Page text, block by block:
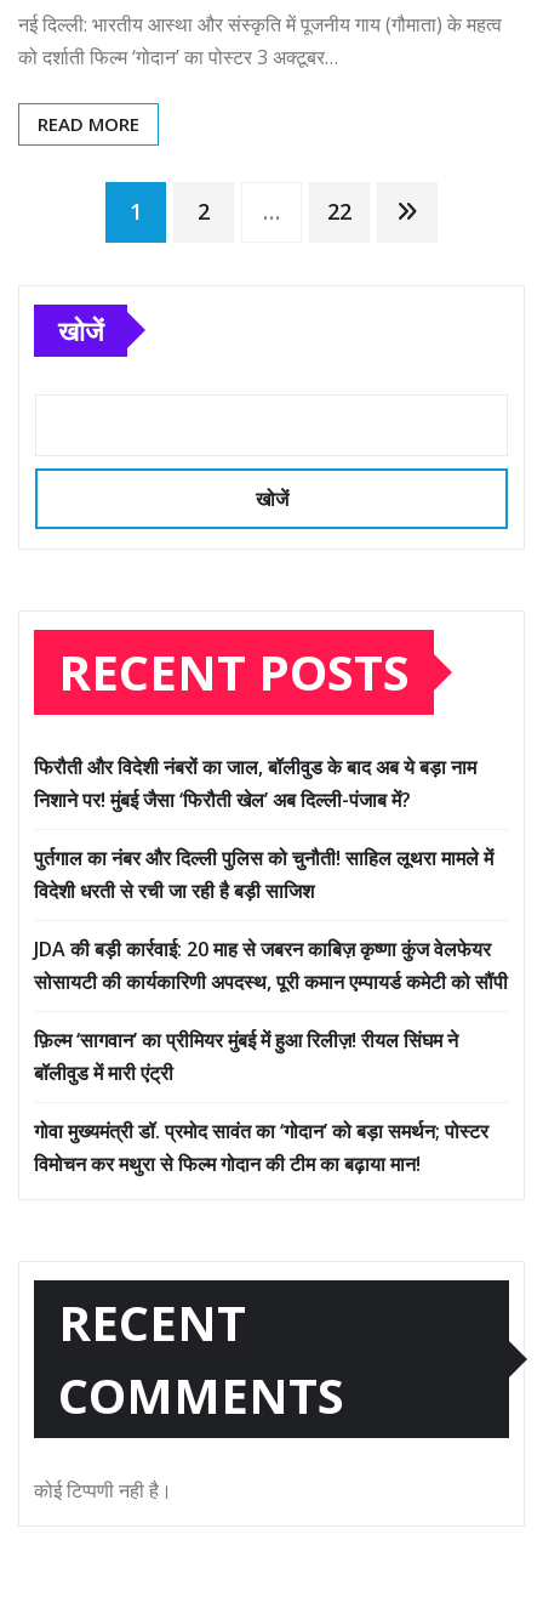
नई दिल्ली: भारतीय आस्था और संस्कृति में पूजनीय गाय (गौमाता) के महत्व
को दर्शाती फिल्म ‘गोदान’ का पोस्टर 3 अक्टूबर…
READ MORE
Posts
pagination
1 2 … 22
खोजें
खोजें
RECENT POSTS
फिरौती और विदेशी नंबरों का जाल, बॉलीवुड के बाद अब ये बड़ा नाम
निशाने पर! मुंबई जैसा ‘फिरौती खेल’ अब दिल्ली-पंजाब में?
पुर्तगाल का नंबर और दिल्ली पुलिस को चुनौती! साहिल लूथरा मामले में
विदेशी धरती से रची जा रही है बड़ी साजिश
JDA की बड़ी कार्रवाई: 20 माह से जबरन काबिज़ कृष्णा कुंज वेलफेयर
सोसायटी की कार्यकारिणी अपदस्थ, पूरी कमान एम्पायर्ड कमेटी को सौंपी
फ़िल्म ‘सागवान’ का प्रीमियर मुंबई में हुआ रिलीज़! रीयल सिंघम ने
बॉलीवुड में मारी एंट्री
गोवा मुख्यमंत्री डॉ. प्रमोद सावंत का ‘गोदान’ को बड़ा समर्थन; पोस्टर
विमोचन कर मथुरा से फिल्म गोदान की टीम का बढ़ाया मान!
RECENT
COMMENTS
कोई टिप्पणी नही है।